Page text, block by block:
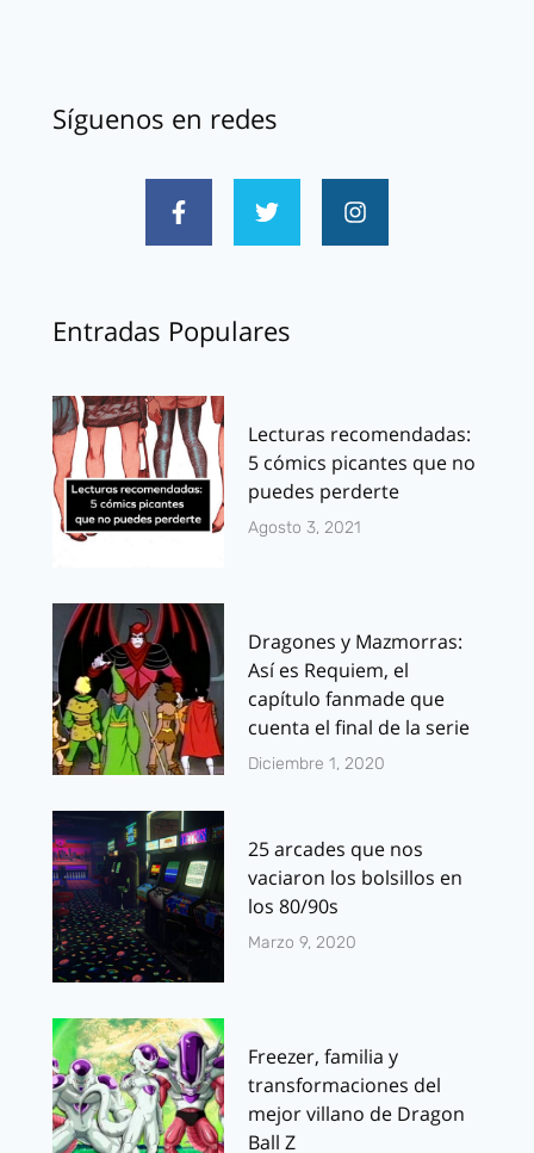
Síguenos en redes
Entradas Populares
Lecturas recomendadas:
5 cómics picantes que no
puedes perderte
Agosto 3, 2021
Dragones y Mazmorras:
Así es Requiem, el
capítulo fanmade que
cuenta el final de la serie
Diciembre 1, 2020
25 arcades que nos
vaciaron los bolsillos en
los 80/90s
Marzo 9, 2020
Freezer, familia y
transformaciones del
mejor villano de Dragon
Ball Z